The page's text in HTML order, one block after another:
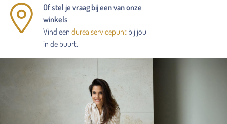
Of stel je vraag bij een van onze
winkels
Vind een durea servicepunt bij jou
in de buurt.